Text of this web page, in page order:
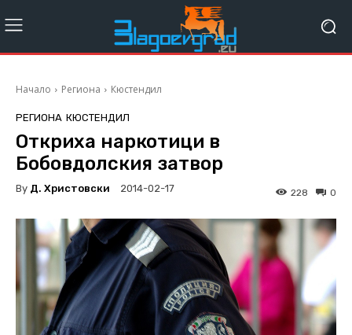
Начало Региона Кюстендил
РЕГИОНА КЮСТЕНДИЛ
Откриха наркотици в
Бобовдолския затвор
By Д. Христовски 2014-02-17 0
228